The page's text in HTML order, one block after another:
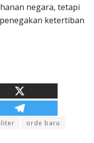
negara, tetapi
ketertiban
orde baru